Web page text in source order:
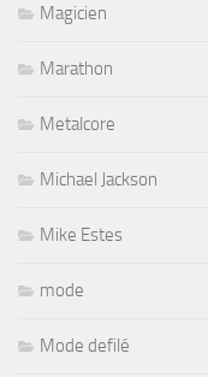
Magicien
Marathon
Metalcore
Michael Jackson
Mike Estes
mode
Mode defilé